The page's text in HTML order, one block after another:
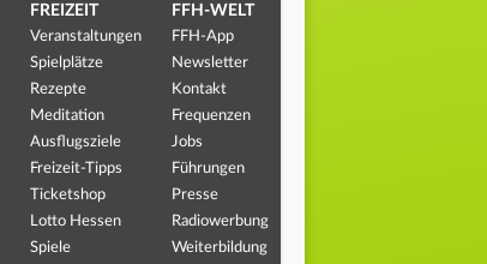
FREIZEIT
Veranstaltungen
Spielplätze
Rezepte
Meditation
Ausflugsziele
Freizeit-Tipps
Ticketshop
Lotto Hessen
Spiele
FFH-WELT
FFH-App
Newsletter
Kontakt
Frequenzen
Jobs
Führungen
Presse
Radiowerbung
Weiterbildung